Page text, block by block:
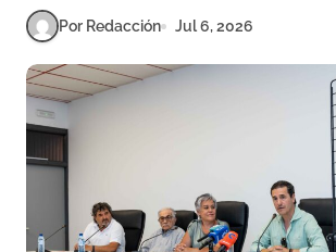
Por Redacción Jul 6, 2026